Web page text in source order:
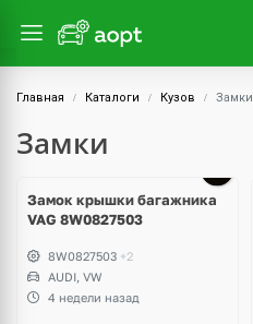
Главная Каталоги Кузов Замки
Замки
Замок крышки багажника
VAG 8W0827503
8W0827503 +2
AUDI, VW
4 недели назад